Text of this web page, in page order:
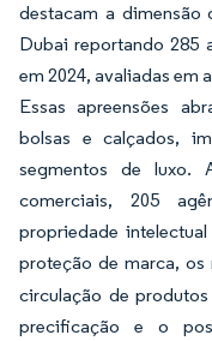
destacam a dimensão
Dubai reportando 285
em 2024, avaliadas em
Essas apreensões
bolsas e calçados,
segmentos de luxo.
comerciais, 205
propriedade
proteção de marca,
circulação de
precificação e o